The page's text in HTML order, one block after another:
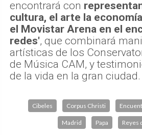
encontrará con
cultura, el arte la
el Movistar Arena en el
redes', que combinará
artísticas de los
de Música CAM, y
de la vida en la gran ciudad.
Cibeles Corpus Christi
Madrid Papa Reyes